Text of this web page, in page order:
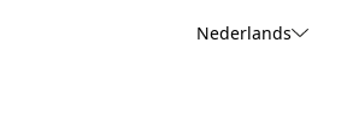
Nederlands